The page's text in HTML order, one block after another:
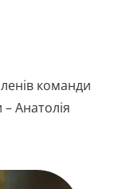
команди
Анатолія